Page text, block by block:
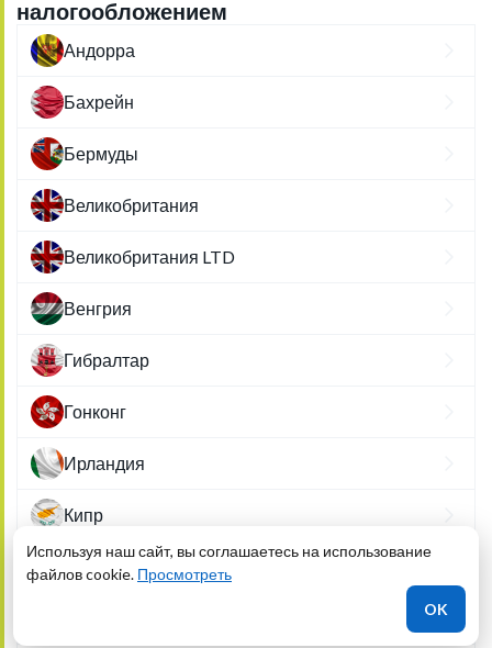
налогообложением
Андорра
Бахрейн
Бермуды
Великобритания
Великобритания LTD
Венгрия
Гибралтар
Гонконг
Ирландия
Кипр
Коста-Рика
Используя наш сайт, вы соглашаетесь на использование
файлов cookie. Просмотреть
OK